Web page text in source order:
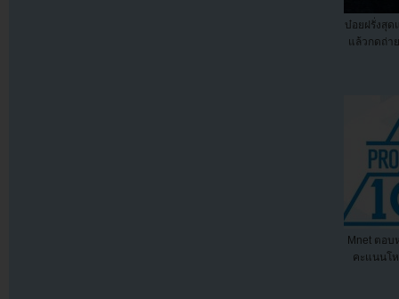
บ๋อยฝรั่งสุด
แล้วกดถ่า
Mnet ตอบ
คะแนนโห